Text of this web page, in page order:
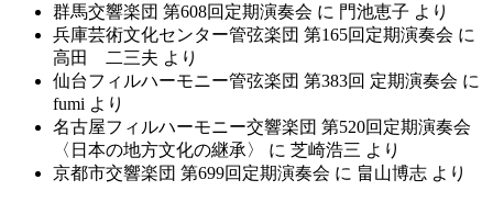
群馬交響楽団 第608回定期演奏会 に 門池恵子 より
兵庫芸術文化センター管弦楽団 第165回定期演奏会 に
高田 二三夫 より
仙台フィルハーモニー管弦楽団 第383回 定期演奏会 に
fumi より
名古屋フィルハーモニー交響楽団 第520回定期演奏会
〈日本の地方文化の継承〉
に 芝崎浩三 より
京都市交響楽団 第699回定期演奏会 に 畠山博志 より